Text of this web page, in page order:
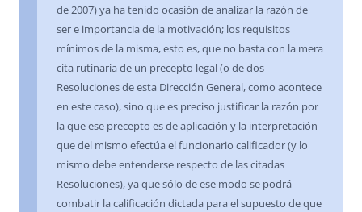
de 2007) ya ha tenido ocasión de analizar la razón de
ser e importancia de la motivación; los requisitos
mínimos de la misma, esto es, que no basta con la mera
cita rutinaria de un precepto legal (o de dos
Resoluciones de esta Dirección General, como acontece
en este caso), sino que es preciso justificar la razón por
la que ese precepto es de aplicación y la interpretación
que del mismo efectúa el funcionario calificador (y lo
mismo debe entenderse respecto de las citadas
Resoluciones), ya que sólo de ese modo se podrá
combatir la calificación dictada para el supuesto de que